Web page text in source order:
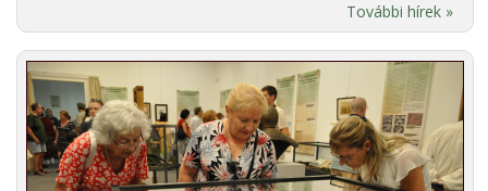
További hírek »